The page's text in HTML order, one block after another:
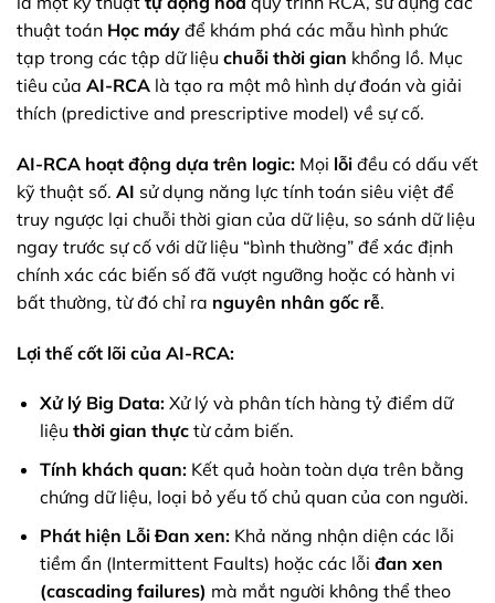
thuật toán Học máy để khám phá các mẫu hình phức
tạp trong các tập dữ liệu chuỗi thời gian khổng lồ. Mục
tiêu của AI-RCA là tạo ra một mô hình dự đoán và giải
thích (predictive and prescriptive model) về sự cố.
AI-RCA hoạt động dựa trên logic: Mọi lỗi đều có dấu vết
kỹ thuật số. AI sử dụng năng lực tính toán siêu việt để
truy ngược lại chuỗi thời gian của dữ liệu, so sánh dữ liệu
ngay trước sự cố với dữ liệu “bình thường” để xác định
chính xác các biến số đã vượt ngưỡng hoặc có hành vi
bất thường, từ đó chỉ ra nguyên nhân gốc rễ.
Lợi thế cốt lõi của AI-RCA:
Xử lý Big Data:Xử lý và phân tích hàng tỷ điểm dữ
liệu thời gian thựctừ cảm biến.
Tính khách quan:Kết quả hoàn toàn dựa trên bằng
chứng dữ liệu, loại bỏ yếu tố chủ quan của con người.
Phát hiện Lỗi Đan xen:Khả năng nhận diện các lỗi
tiềm ẩn (Intermittent Faults) hoặc các lỗi đan xen
(cascading failures) mà mắt người không thể theo